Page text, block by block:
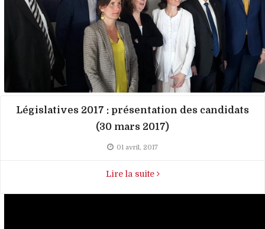
Législatives 2017 : présentation des candidats
(30 mars 2017)
01 avril, 2017
Lire la suite